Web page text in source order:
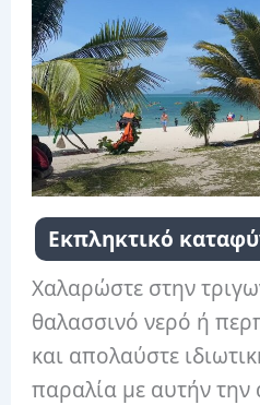
Εκπληκτικό
Χαλαρώστε στην
θαλασσινό νερό ή
και απολαύστε
παραλία με αυτήν την